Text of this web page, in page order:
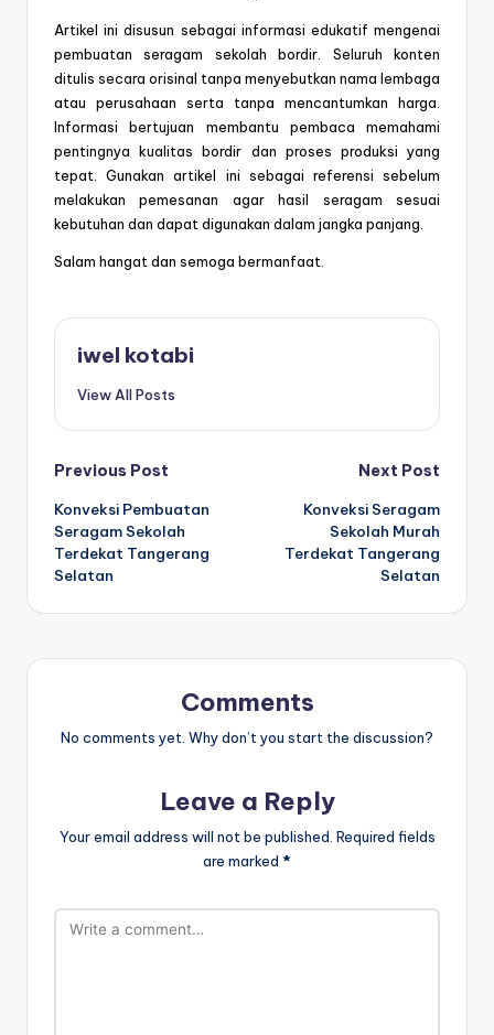
Artikel ini disusun sebagai informasi edukatif mengenai
pembuatan seragam sekolah bordir. Seluruh konten
ditulis secara orisinal tanpa menyebutkan nama lembaga
atau perusahaan serta tanpa mencantumkan harga.
Informasi bertujuan membantu pembaca memahami
pentingnya kualitas bordir dan proses produksi yang
tepat. Gunakan artikel ini sebagai referensi sebelum
melakukan pemesanan agar hasil seragam sesuai
kebutuhan dan dapat digunakan dalam jangka panjang.
Salam hangat dan semoga bermanfaat.
iwel kotabi
View All Posts
Post
navigation
Previous Post
Konveksi Pembuatan
Seragam Sekolah
Terdekat Tangerang
Selatan
Next Post
Konveksi Seragam
Sekolah Murah
Terdekat Tangerang
Selatan
Comments
No comments yet. Why don’t you start the discussion?
Leave a Reply
Your email address will not be published. Required fields
are marked *